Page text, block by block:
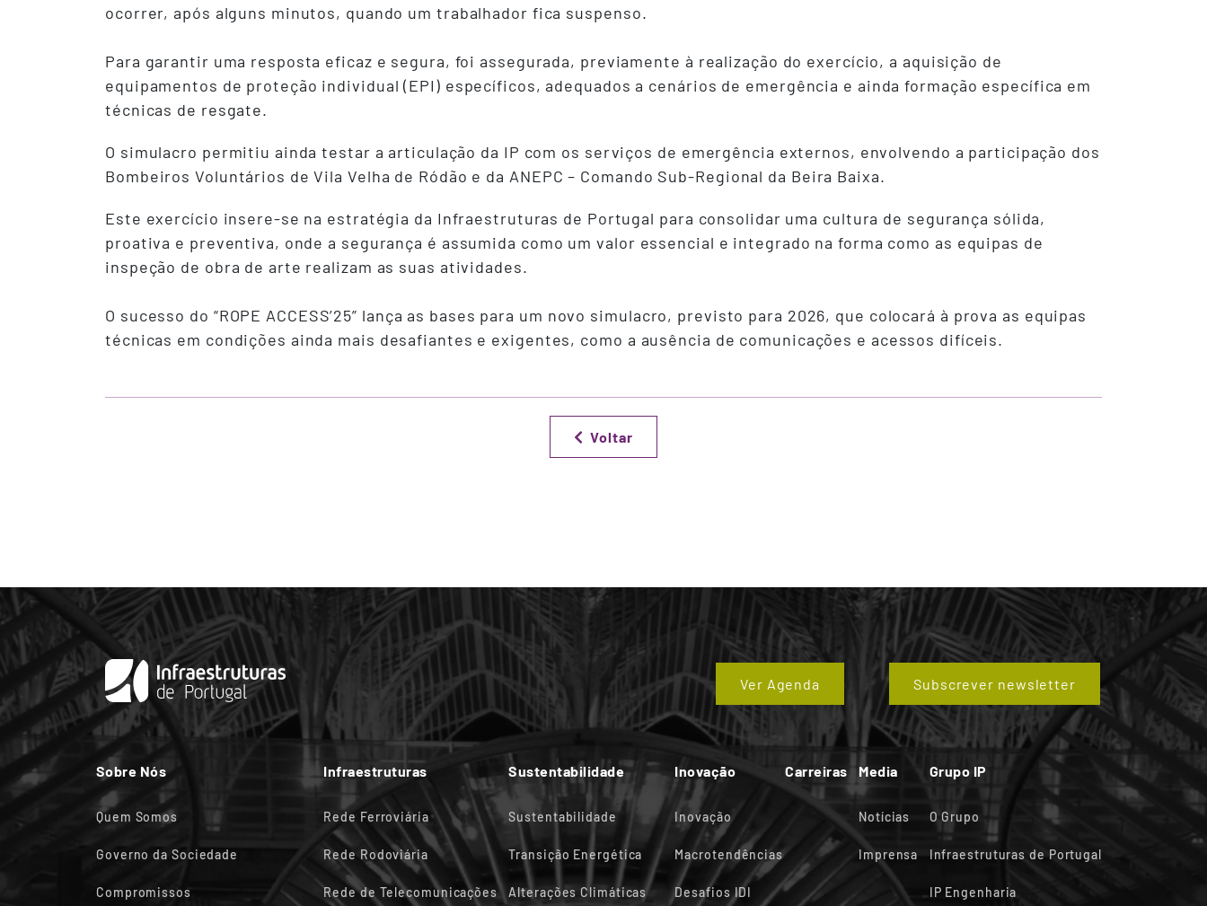
ocorrer, após alguns minutos, quando um trabalhador fica suspenso.
Para garantir uma resposta eficaz e segura, foi assegurada, previamente à realização do exercício, a aquisição de
equipamentos de proteção individual (EPI) específicos, adequados a cenários de emergência e ainda formação específica em
técnicas de resgate.
O simulacro permitiu ainda testar a articulação da IP com os serviços de emergência externos, envolvendo a participação dos
Bombeiros Voluntários de Vila Velha de Ródão e da ANEPC – Comando Sub-Regional da Beira Baixa.
Este exercício insere-se na estratégia da Infraestruturas de Portugal para consolidar uma cultura de segurança sólida,
proativa e preventiva, onde a segurança é assumida como um valor essencial e integrado na forma como as equipas de
inspeção de obra de arte realizam as suas atividades.
O sucesso do “ROPE ACCESS’25” lança as bases para um novo simulacro, previsto para 2026, que colocará à prova as equipas
técnicas em condições ainda mais desafiantes e exigentes, como a ausência de comunicações e acessos difíceis.
Voltar
Ver Agenda Subscrever newsletter
Sobre Nós
Quem Somos
Governo da Sociedade
Compromissos
Infraestruturas
Rede Ferroviária
Rede Rodoviária
Rede de Telecomunicações
Sustentabilidade
Sustentabilidade
Transição Energética
Alterações Climáticas
Inovação
Inovação
Macrotendências
Desafios IDI
Carreiras Media
Notícias
Imprensa
Grupo IP
O Grupo
Infraestruturas de Portugal
IP Engenharia